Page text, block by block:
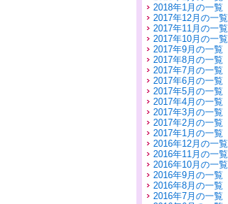
2018年1月の一覧
2017年12月の一覧
2017年11月の一覧
2017年10月の一覧
2017年9月の一覧
2017年8月の一覧
2017年7月の一覧
2017年6月の一覧
2017年5月の一覧
2017年4月の一覧
2017年3月の一覧
2017年2月の一覧
2017年1月の一覧
2016年12月の一覧
2016年11月の一覧
2016年10月の一覧
2016年9月の一覧
2016年8月の一覧
2016年7月の一覧